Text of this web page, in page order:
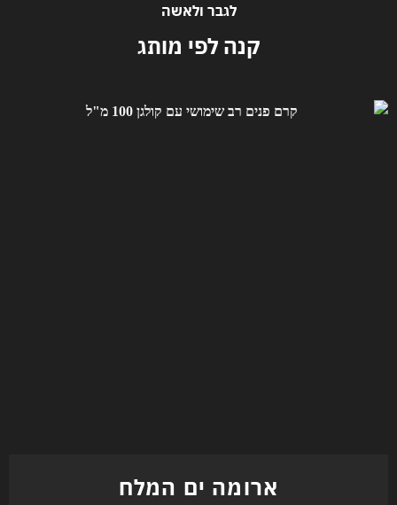
לגבר ולאשה
קנה לפי מותג
ארומה ים המלח